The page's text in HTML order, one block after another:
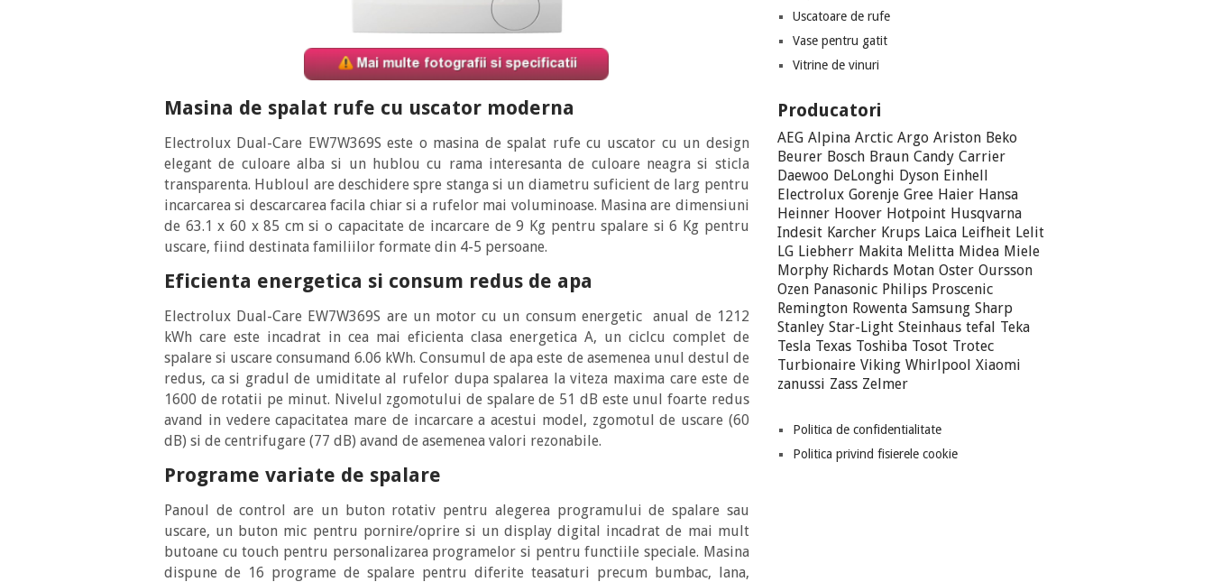
Masina de spalat rufe cu uscator moderna
Electrolux Dual-Care EW7W369S este o masina de spalat rufe cu uscator cu un design
elegant de culoare alba si un hublou cu rama interesanta de culoare neagra si sticla
transparenta. Hubloul are deschidere spre stanga si un diametru suficient de larg pentru
incarcarea si descarcarea facila chiar si a rufelor mai voluminoase. Masina are dimensiuni
de 63.1 x 60 x 85 cm si o capacitate de incarcare de 9 Kg pentru spalare si 6 Kg pentru
uscare, fiind destinata familiilor formate din 4-5 persoane.
Eficienta energetica si consum redus de apa
Electrolux Dual-Care EW7W369S are un motor cu un consum energetic anual de 1212
kWh care este incadrat in cea mai eficienta clasa energetica A, un ciclcu complet de
spalare si uscare consumand 6.06 kWh. Consumul de apa este de asemenea unul destul de
redus, ca si gradul de umiditate al rufelor dupa spalarea la viteza maxima care este de
1600 de rotatii pe minut. Nivelul zgomotului de spalare de 51 dB este unul foarte redus
avand in vedere capacitatea mare de incarcare a acestui model, zgomotul de uscare (60
dB) si de centrifugare (77 dB) avand de asemenea valori rezonabile.
Programe variate de spalare
Panoul de control are un buton rotativ pentru alegerea programului de spalare sau
uscare, un buton mic pentru pornire/oprire si un display digital incadrat de mai mult
butoane cu touch pentru personalizarea programelor si pentru functiile speciale. Masina
dispune de 16 programe de spalare pentru diferite teasaturi precum bumbac, lana,
Uscatoare de rufe
Vase pentru gatit
Vitrine de vinuri
Producatori
AEG Alpina Arctic Argo Ariston Beko
Beurer Bosch Braun Candy Carrier
Daewoo DeLonghi Dyson Einhell
Electrolux Gorenje Gree Haier Hansa
Heinner Hoover Hotpoint Husqvarna
Indesit Karcher Krups Laica Leifheit Lelit
LG Liebherr Makita Melitta Midea Miele
Morphy Richards Motan Oster Oursson
Ozen Panasonic Philips Proscenic
Remington Rowenta Samsung Sharp
Stanley Star-Light Steinhaus tefal Teka
Tesla Texas Toshiba Tosot Trotec
Turbionaire Viking Whirlpool Xiaomi
zanussi Zass Zelmer
Politica de confidentialitate
Politica privind fisierele cookie